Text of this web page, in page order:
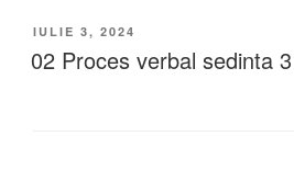
IULIE 3, 2024
02 Proces verbal sedinta